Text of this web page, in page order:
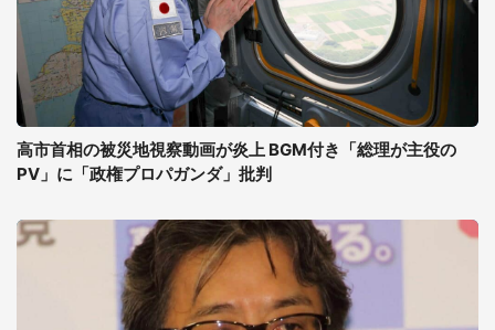
高市首相の被災地視察動画が炎上 BGM付き「総理が主役の
PV」に「政権プロパガンダ」批判